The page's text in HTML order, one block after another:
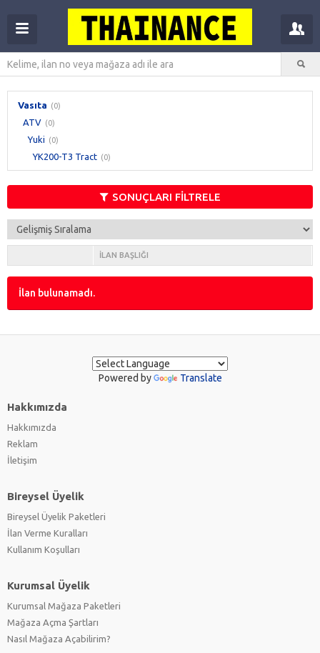
Vasıta (0)
ATV (0)
Yuki (0)
YK200-T3 Tract (0)
SONUÇLARI FİLTRELE
İLAN BAŞLIĞI
İlan bulunamadı.
Powered by Translate
Hakkımızda
Hakkımızda
Reklam
İletişim
Bireysel Üyelik
Bireysel Üyelik Paketleri
İlan Verme Kuralları
Kullanım Koşulları
Kurumsal Üyelik
Kurumsal Mağaza Paketleri
Mağaza Açma Şartları
Nasıl Mağaza Açabilirim?